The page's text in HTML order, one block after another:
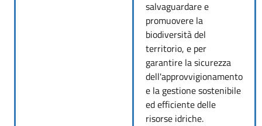
salvaguardare e
promuovere la
biodiversità del
territorio, e per
garantire la sicurezza
dell'approvvigionamento
e la gestione sostenibile
ed efficiente delle
risorse idriche.